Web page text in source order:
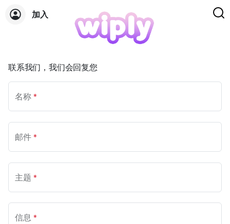
加入
联系我们，我们会回复您
名称*
邮件*
主题*
信息*